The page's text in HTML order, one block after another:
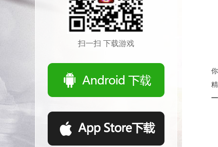
扫一扫 下载游戏